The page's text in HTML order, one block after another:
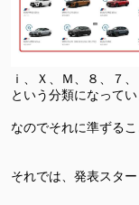
ｉ、Ｘ、Ｍ、８、７
という分類になってい
なのでそれに準ずる
それでは、発表スター